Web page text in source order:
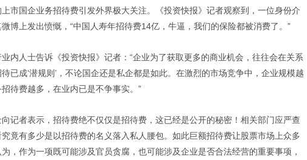
市国企业务招待费引发外界极大关注。《投资快报》记者观察到，一位身份介
博上发出愤慨，“中国人寿年招待费14亿，牛逼，我们的保险都被消费了。”
内人士告诉《投资快报》记者：“企业为了获取更多的商业机会，往往会在关系
已成‘潜规则’，不论国企还是私企都是如此。在激烈的市场竞争中，企业规模越
待费越多，在业内已是不争事实。”
记者表示，招待费绝不仅仅是招待费，这已经是公开的秘密！相关部门应严查
竟有多少是以招待费的名义落入私人腰包。如此巨额招待费让股票市场上众多
，作为一项既可能涉及官员贪腐，也可能涉及企业是否合法经营的重要事项，